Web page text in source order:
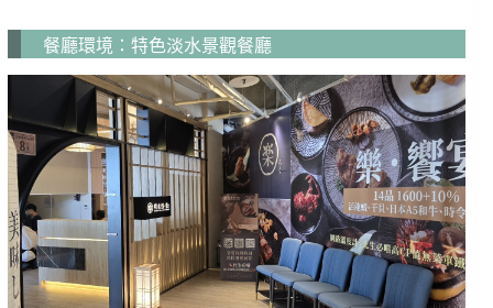
餐廳環境：特色淡水景觀餐廳